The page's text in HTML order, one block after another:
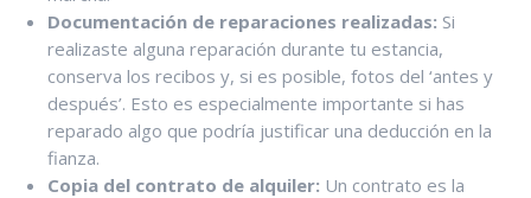
Documentación de reparaciones realizadas: Si
realizaste alguna reparación durante tu estancia,
conserva los recibos y, si es posible, fotos del ‘antes y
después’. Esto es especialmente importante si has
reparado algo que podría justificar una deducción en la
fianza.
Copia del contrato de alquiler: Un contrato es la